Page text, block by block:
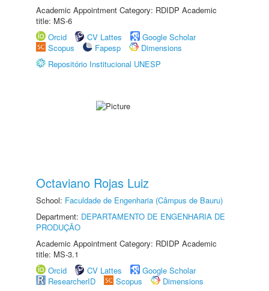
Academic Appointment Category: RDIDP Academic
title: MS-6
Orcid
CV Lattes
Google Scholar
Scopus
Fapesp
Dimensions
Repositório Institucional UNESP
Octaviano Rojas Luiz
School: Faculdade de Engenharia (Câmpus de Bauru)
Department: DEPARTAMENTO DE ENGENHARIA DE
PRODUÇÃO
Academic Appointment Category: RDIDP Academic
title: MS-3.1
Orcid
CV Lattes
Google Scholar
ResearcherID
Scopus
Dimensions